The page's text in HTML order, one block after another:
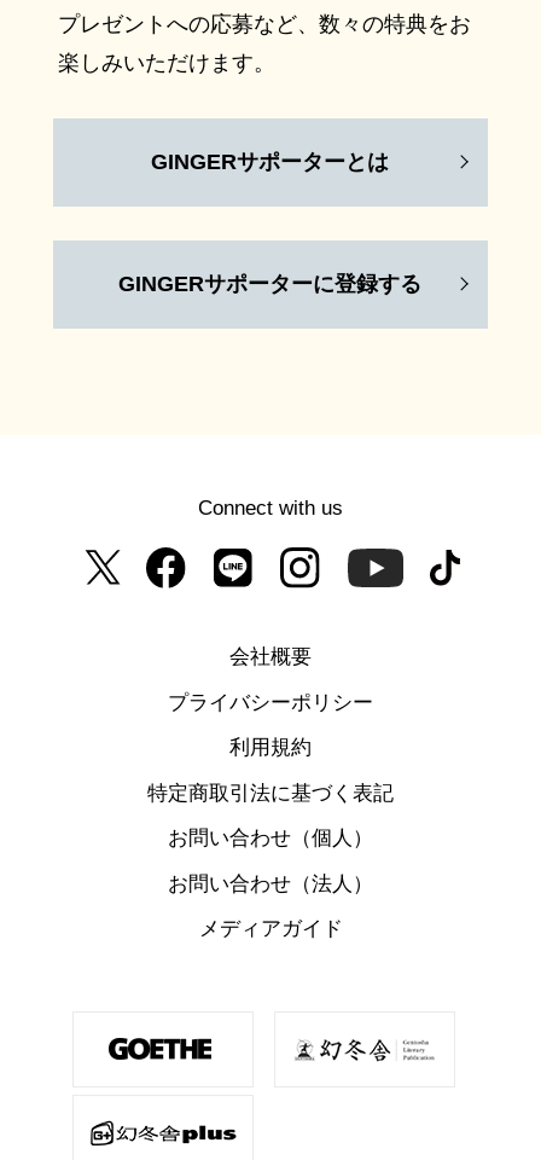
プレゼントへの応募など、数々の特典をお
楽しみいただけます。
GINGERサポーターとは
GINGERサポーターに登録する
Connect with us
会社概要
プライバシーポリシー
利用規約
特定商取引法に基づく表記
お問い合わせ（個人）
お問い合わせ（法人）
メディアガイド